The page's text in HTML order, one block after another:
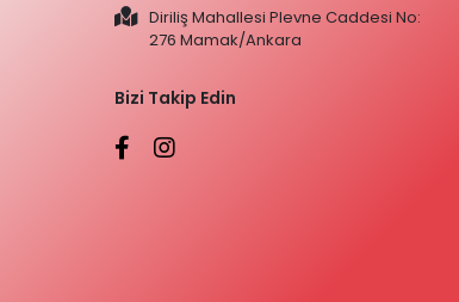
Diriliş Mahallesi Plevne Caddesi No:
276 Mamak/Ankara
Bizi Takip Edin